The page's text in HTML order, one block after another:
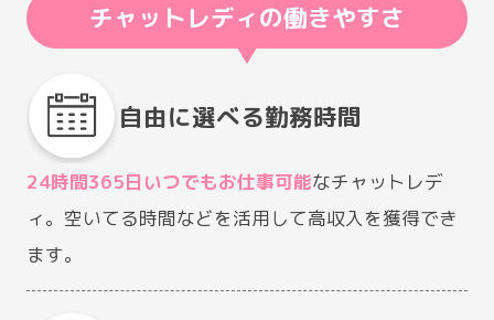
チャットレディの働きやすさ
自由に選べる勤務時間
24時間365日いつでもお仕事可能なチャットレデ
ィ。空いてる時間などを活用して高収入を獲得でき
ます。